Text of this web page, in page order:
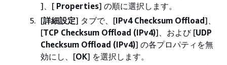
]、[ Properties] の順に選択します。
[詳細設定] タブで、[IPv4 Checksum Offload]、
[TCP Checksum Offload (IPv4)]、および [UDP
Checksum Offload (IPv4)] の各プロパティを無
効にし、[OK] を選択します。